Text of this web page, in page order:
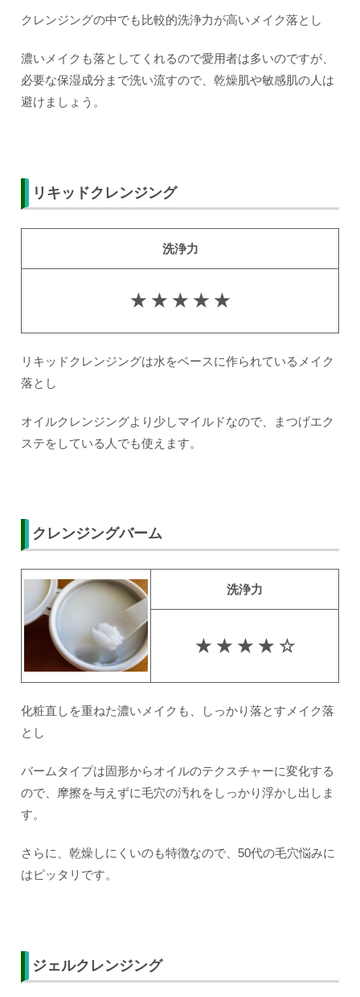
クレンジングの中でも比較的洗浄力が高いメイク落とし
濃いメイクも落としてくれるので愛用者は多いのですが、
必要な保湿成分まで洗い流すので、乾燥肌や敏感肌の人は
避けましょう。
リキッドクレンジング
洗浄力
★ ★ ★ ★ ★
リキッドクレンジングは水をベースに作られているメイク
落とし
オイルクレンジングより少しマイルドなので、まつげエク
ステをしている人でも使えます。
クレンジングバーム
洗浄力
★ ★ ★ ★ ☆
化粧直しを重ねた濃いメイクも、しっかり落とすメイク落
とし
バームタイプは固形からオイルのテクスチャーに変化する
ので、摩擦を与えずに毛穴の汚れをしっかり浮かし出しま
す。
さらに、乾燥しにくいのも特徴なので、50代の毛穴悩みに
はピッタリです。
ジェルクレンジング